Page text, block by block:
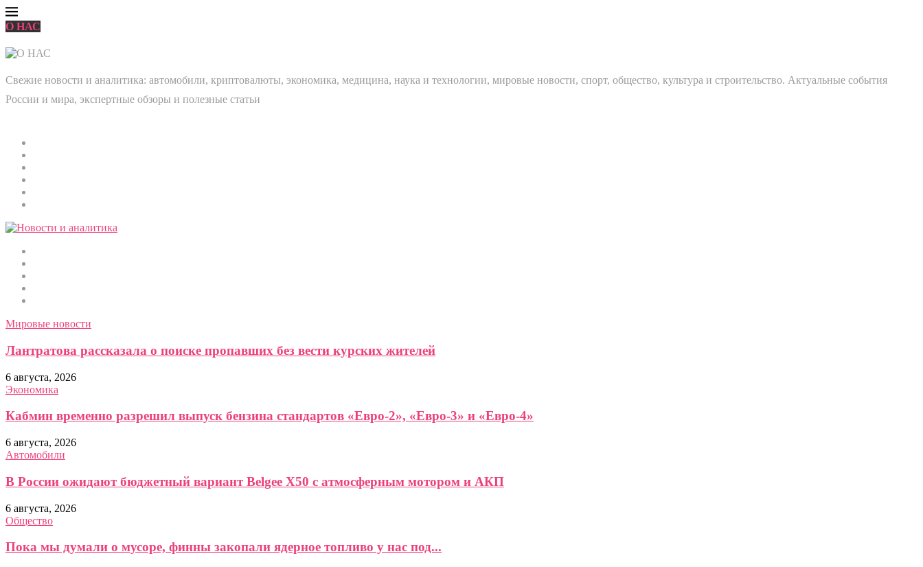
О НАС
Свежие новости и аналитика: автомобили, криптовалюты, экономика, медицина, наука и технологии, мировые новости, спорт, общество, культура и строительство. Актуальные события
России и мира, экспертные обзоры и полезные статьи
Мировые новости
Лантратова рассказала о поиске пропавших без вести курских жителей
6 августа, 2026
Экономика
Кабмин временно разрешил выпуск бензина стандартов «Евро-2», «Евро-3» и «Евро-4»
6 августа, 2026
Автомобили
В России ожидают бюджетный вариант Belgee X50 с атмосферным мотором и АКП
6 августа, 2026
Общество
Пока мы думали о мусоре, финны закопали ядерное топливо у нас под...